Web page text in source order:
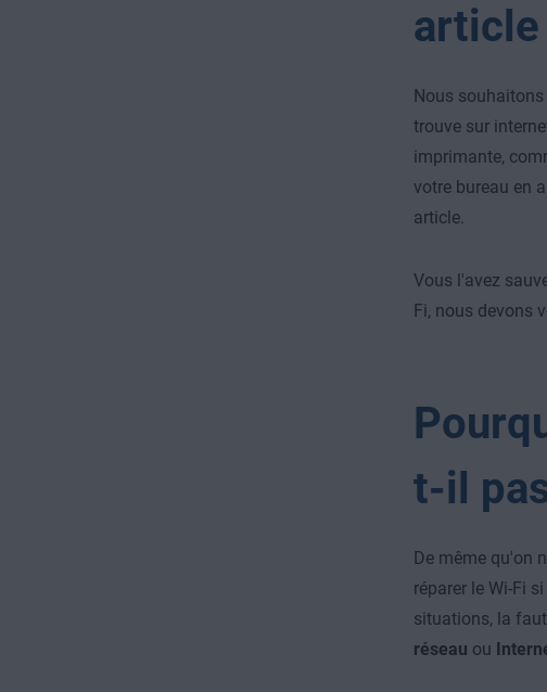
article
Nous
trouve sur
imprimante,
votre bureau en
article.
Vous l'avez
Fi, nous devons
t-il
De même qu'on
réparer le Wi-Fi
situations, la
réseau ou